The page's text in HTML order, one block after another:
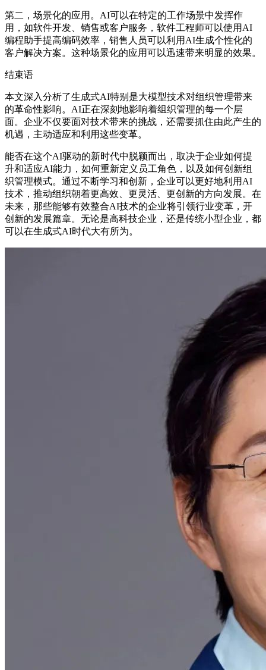
第二，场景化的应用。AI可以在特定的工作场景中发挥作
用，如软件开发、销售或客户服务，软件工程师可以使用AI
编程助手提高编码效率，销售人员可以利用AI生成个性化的
客户解决方案。这种场景化的应用可以迅速带来明显的效果。
结束语
本文深入分析了生成式AI特别是大模型技术对组织管理带来
的革命性影响。AI正在深刻地影响着组织管理的每一个层
面。企业不仅要面对技术带来的挑战，还需要抓住由此产生的
机遇，主动适应和利用这些变革。
能否在这个AI驱动的新时代中脱颖而出，取决于企业如何提
升和适应AI能力，如何重新定义员工角色，以及如何创新组
织管理模式。通过不断学习和创新，企业可以更好地利用AI
技术，推动组织朝着更高效、更灵活、更创新的方向发展。在
未来，那些能够有效整合AI技术的企业将引领行业变革，开
创新的发展篇章。无论是高科技企业，还是传统小型企业，都
可以在生成式AI时代大有所为。